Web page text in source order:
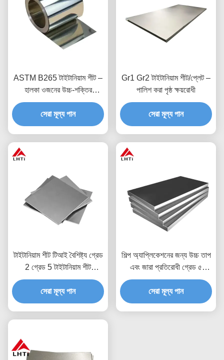
ASTM B265 টাইটানিয়াম শীট –
হালকা ওজনের উচ্চ-শক্তির
বায়োকম্প্যাটিবল
সেরা মূল্য পান
Gr1 Gr2 টাইটানিয়াম শীট/প্লেট –
পালিশ করা পৃষ্ঠ ক্ষয়রোধী
সেরা মূল্য পান
টাইটানিয়াম শীট টিআই বৈশিষ্ট্য গ্রেড
2 গ্রেড 5 টাইটানিয়াম শীট
টাইটানিয়াম প্লেট টাইটানিয়াম ফয়েল
শীট
সেরা মূল্য পান
শিল্প অ্যাপ্লিকেশনের জন্য উচ্চ তাপ
এবং জারা প্রতিরোধী গ্রেড ৫
টাইটানিয়াম শীট এবং প্লেট
সেরা মূল্য পান